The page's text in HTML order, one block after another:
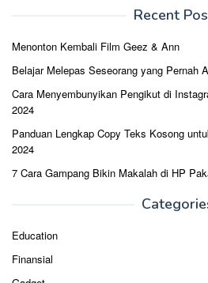
Recent
Menonton Kembali Film Geez & Ann
Belajar Melepas Seseorang yang Pernah
Cara Menyembunyikan Pengikut di
2024
Panduan Lengkap Copy Teks Kosong
2024
7 Cara Gampang Bikin Makalah di HP
Education
Finansial